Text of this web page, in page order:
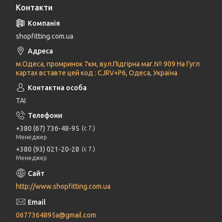
Контакти
shopfitting.com.ua
м.Одеса, промринок 7км, вул.Підгірна маг.№ 909 На Гугл
картах вставте цей код : CJRV+P6, Одеса, Україна
ТАІ
+380 (67) 736-48-95
с 7.
Менеджер
+380 (93) 021-20-28
с 7.
Менеджер
http://www.shopfitting.com.ua
0677364895a@gmail.com